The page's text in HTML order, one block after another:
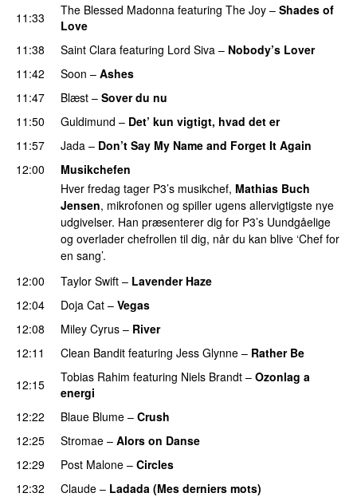
11:33
The Blessed Madonna featuring The Joy – Shades of
Love
11:38
Saint Clara featuring Lord Siva – Nobody’s Lover
11:42
Soon – Ashes
11:47 Blæst – Sover du nu
11:50
Guldimund – Det’ kun vigtigt, hvad det er
11:57 Jada – Don’t Say My Name and Forget It Again
12:00
Musikchefen
Hver fredag tager P3’s musikchef, Mathias Buch
Jensen, mikrofonen og spiller ugens allervigtigste nye
udgivelser. Han præsenterer dig for P3’s Uundgåelige
og overlader chefrollen til dig, når du kan blive ‘Chef for
en sang’.
12:00
Taylor Swift – Lavender Haze
12:04
Doja Cat – Vegas
12:08
Miley Cyrus – River
12:11 Clean Bandit featuring Jess Glynne – Rather Be
12:15
Tobias Rahim featuring Niels Brandt – Ozonlag a
energi
12:22 Blaue Blume – Crush
12:25 Stromae – Alors on Danse
12:29 Post Malone – Circles
12:32
Claude – Ladada (Mes derniers mots)